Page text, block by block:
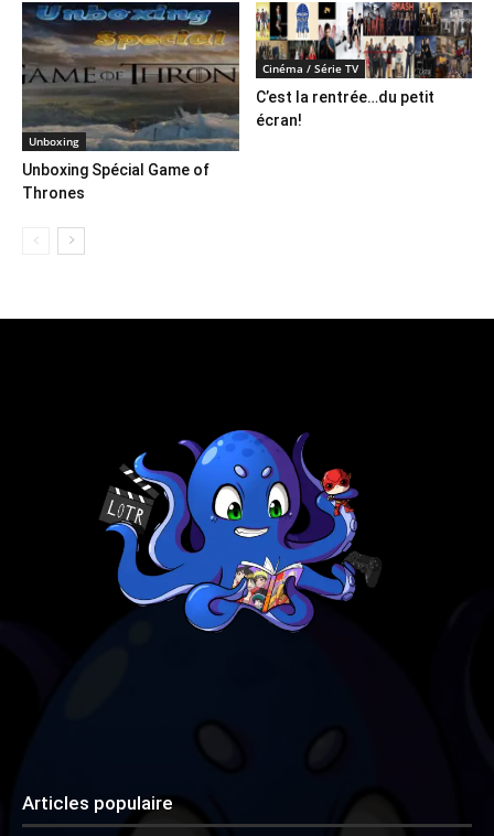
Unboxing
Unboxing Spécial Game of
Thrones
Cinéma / Série TV
C’est la rentrée…du petit
écran!
Articles populaire